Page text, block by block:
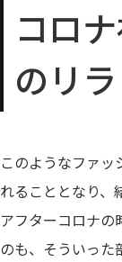
コロ
のリ
このようなファ
れることとなり、
アフターコロナの
のも、そういった